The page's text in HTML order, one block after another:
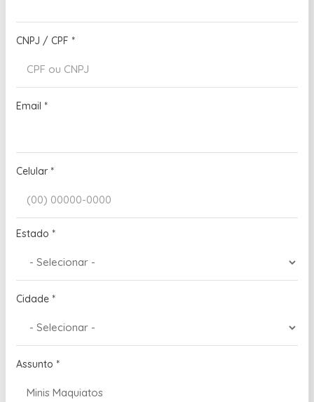
CNPJ / CPF *
Email *
Celular *
Estado *
Cidade *
Assunto *